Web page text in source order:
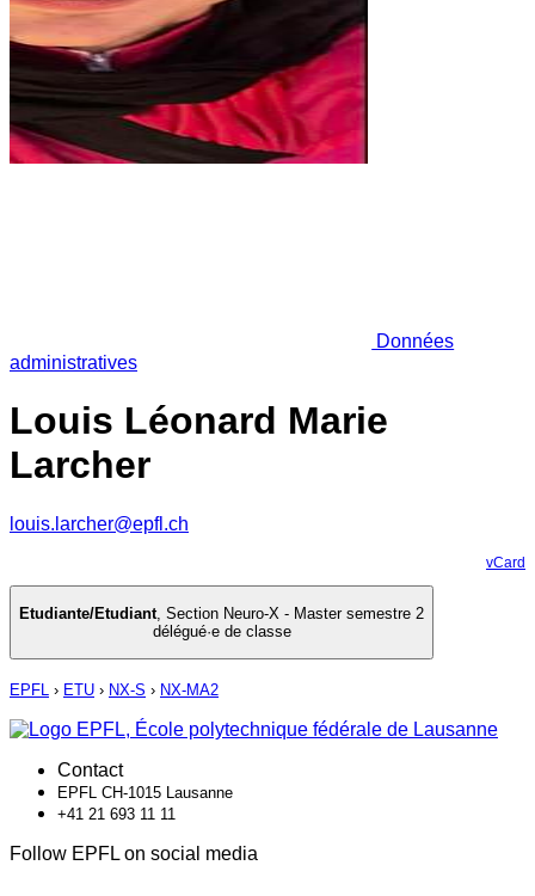
Données
administratives
Louis Léonard Marie
Larcher
louis.larcher@epfl.ch
vCard
Etudiante/Etudiant, Section Neuro-X - Master semestre 2
délégué·e de classe
EPFL › ETU › NX-S › NX-MA2
Contact
EPFL CH-1015 Lausanne
+41 21 693 11 11
Follow EPFL on social media